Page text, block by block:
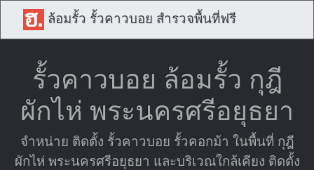
ล้อมรั้ว รั้วคาวบอย สำรวจพื้นที่ฟรี
รั้วคาวบอย ล้อมรั้ว กุฎี
ผักไห่ พระนครศรีอยุธยา
จำหน่าย ติดตั้ง รั้วคาวบอย รั้วคอกม้า ในพื้นที่ กุฎี
ผักไห่ พระนครศรีอยุธยา และบริเวณใกล้เคียง ติดตั้ง